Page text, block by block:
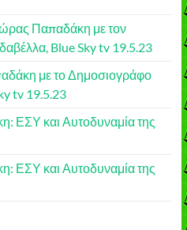
Παπαδάκη με τον
Blue Sky tv 19.5.23
με το Δημοσιογράφο
tv 19.5.23
ΕΣΥ και Αυτοδυναμία της
ΕΣΥ και Αυτοδυναμία της